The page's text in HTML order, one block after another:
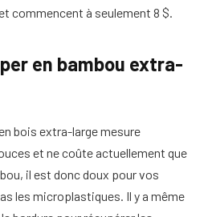
commencent à seulement 8 $.
en bambou extra-
bois extra-large mesure
et ne coûte actuellement que
il est donc doux pour vos
les microplastiques. Il y a même